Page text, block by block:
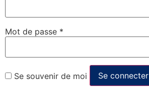
Mot de passe *
Se souvenir de moi Se connecter